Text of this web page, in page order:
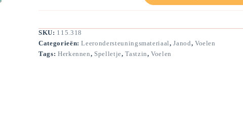
SKU: 115.318
Categorieën:Leerondersteuningsmateriaal,Janod, Voelen
Tags: Herkennen, Spelletje,Tastzin,Voelen